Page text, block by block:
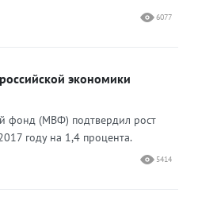
6077
экономики
фонд (МВФ) подтвердил рост
году на 1,4 процента.
5414